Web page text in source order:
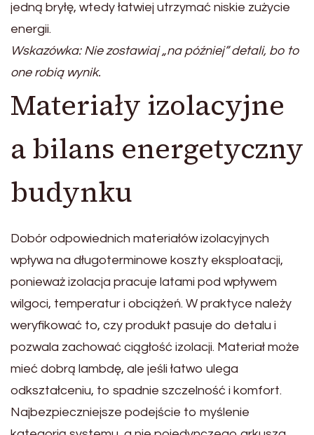
jedną bryłę, wtedy łatwiej utrzymać niskie zużycie
energii.
Wskazówka: Nie zostawiaj „na później” detali, bo to
one robią wynik.
Materiały izolacyjne
a bilans energetyczny
budynku
Dobór odpowiednich materiałów izolacyjnych
wpływa na długoterminowe koszty eksploatacji,
ponieważ izolacja pracuje latami pod wpływem
wilgoci, temperatur i obciążeń. W praktyce należy
weryfikować to, czy produkt pasuje do detalu i
pozwala zachować ciągłość izolacji. Materiał może
mieć dobrą lambdę, ale jeśli łatwo ulega
odkształceniu, to spadnie szczelność i komfort.
Najbezpieczniejsze podejście to myślenie